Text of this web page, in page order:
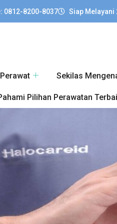
0812-8200-8037 Siap Melayani
Sekilas
Pilihan Perawatan